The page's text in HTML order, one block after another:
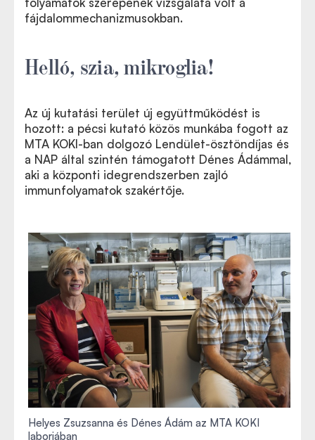
fájdalommechanizmusokban.
Helló, szia, mikroglia!
Az új kutatási terület új együttműködést is
hozott: a pécsi kutató közös munkába fogott az
MTA KOKI-ban dolgozó Lendület-ösztöndíjas és
a NAP által szintén támogatott Dénes Ádámmal,
aki a központi idegrendszerben zajló
immunfolyamatok szakértője.
Helyes Zsuzsanna és Dénes Ádám az MTA KOKI
laborjában